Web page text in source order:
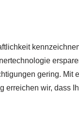
gering. Mit
erreichen wir, dass